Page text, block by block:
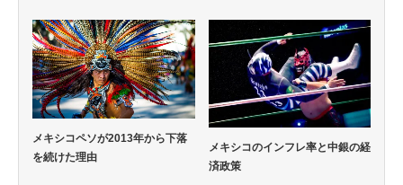
メキシコペソが2013年から下落
を続けた理由
メキシコのインフレ率と中銀の経
済政策